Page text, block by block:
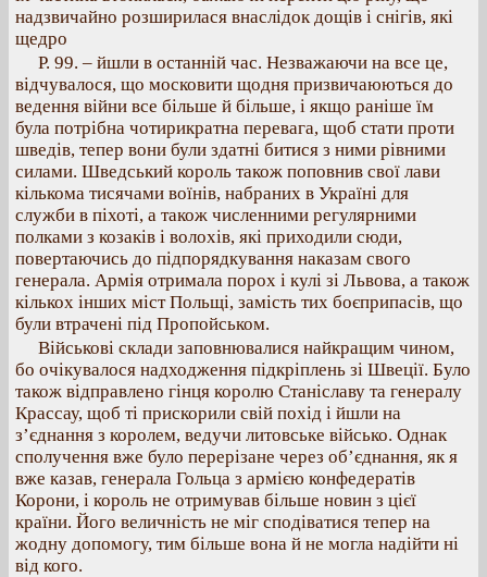
надзвичайно розширилася внаслідок дощів і снігів, які
щедро
Р. 99. – йшли в останній час. Незважаючи на все це,
відчувалося, що московити щодня призвичаюються до
ведення війни все більше й більше, і якщо раніше їм
була потрібна чотирикратна перевага, щоб стати проти
шведів, тепер вони були здатні битися з ними рівними
силами. Шведський король також поповнив свої лави
кількома тисячами воїнів, набраних в Україні для
служби в піхоті, а також численними регулярними
полками з козаків і волохів, які приходили сюди,
повертаючись до підпорядкування наказам свого
генерала. Армія отримала порох і кулі зі Львова, а також
кількох інших міст Польщі, замість тих боєприпасів, що
були втрачені під Пропойськом.
Військові склади заповнювалися найкращим чином,
бо очікувалося надходження підкріплень зі Швеції. Було
також відправлено гінця королю Станіславу та генералу
Крассау, щоб ті прискорили свій похід і йшли на
з’єднання з королем, ведучи литовське військо. Однак
сполучення вже було перерізане через об’єднання, як я
вже казав, генерала Гольца з армією конфедератів
Корони, і король не отримував більше новин з цієї
країни. Його величність не міг сподіватися тепер на
жодну допомогу, тим більше вона й не могла надійти ні
від кого.